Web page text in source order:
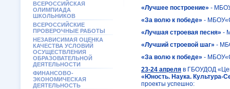
ВСЕРОССИЙСКАЯ
ОЛИМПИАДА
ШКОЛЬНИКОВ
ВСЕРОССИЙСКИЕ
ПРОВЕРОЧНЫЕ РАБОТЫ
НЕЗАВИСИМАЯ ОЦЕНКА
КАЧЕСТВА УСЛОВИЙ
ОСУЩЕСТВЛЕНИЯ
ОБРАЗОВАТЕЛЬНОЙ
ДЕЯТЕЛЬНОСТИ
ФИНАНСОВО-
ЭКОНОМИЧЕСКАЯ
ДЕЯТЕЛЬНОСТЬ
«Лучшее построение» -
«За волю к победе» -
«Лучшая строевая песня» -
«Лучший строевой шаг» -
«За волю к победе» -
23-24 апреля в ГБОУДОД
«Юность. Наука. Культура-
проекты успешно: